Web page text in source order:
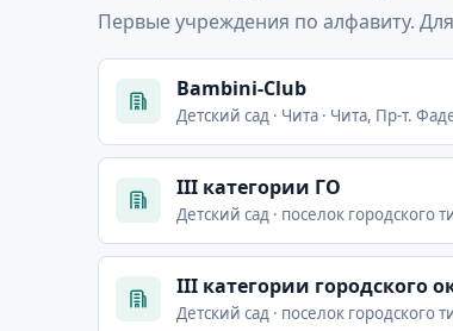
Первые учреждения по алфавиту.
Bambini-Club
Детский сад · Чита · Чита, Пр-т.
III категории ГО
Детский сад · поселок городского
III категории городского
Детский сад · поселок